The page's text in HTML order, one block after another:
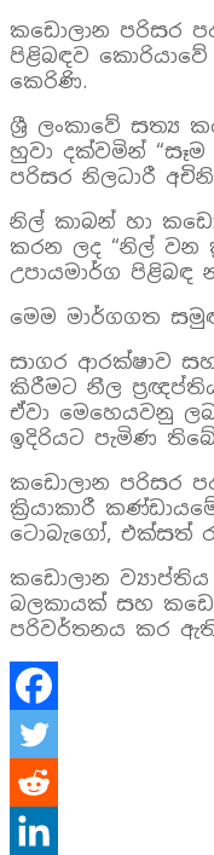
කඩොලාන පරිසර
පිළිබඳව
කෙරිණි.
ශ්‍රී ලංකාවේ
හුවා දක්වමින්
පරිසර නිලධාරී
නිල් කාබන් හා
කරන ලද “නිල් වන
උපායමාර්ග
මෙම මාර්ගගත
සාගර ආරක්ෂාව
කිරීමට නීල
ඒවා මෙහෙයවනු
ඉදිරියට පැමිණ
කඩොලාන පරිසර
ක්‍රියාකාරී
ටොබැගෝ, එක්සත්
කඩොලාන
බලකායක් සහ
පරිවර්තනය කර